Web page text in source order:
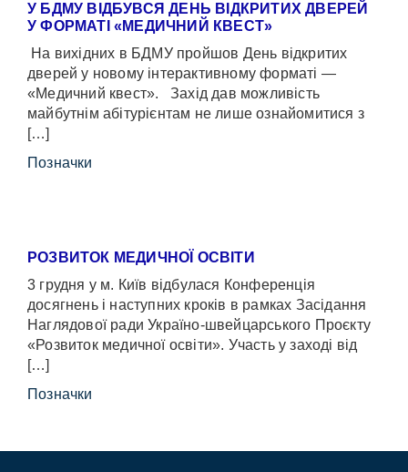
У БДМУ ВІДБУВСЯ ДЕНЬ ВІДКРИТИХ ДВЕРЕЙ
У ФОРМАТІ «МЕДИЧНИЙ КВЕСТ»
На вихідних в БДМУ пройшов День відкритих
дверей у новому інтерактивному форматі —
«Медичний квест». Захід дав можливість
майбутнім абітурієнтам не лише ознайомитися з
[…]
Позначки
РОЗВИТОК МЕДИЧНОЇ ОСВІТИ
3 грудня у м. Київ відбулася Конференція
досягнень і наступних кроків в рамках Засідання
Наглядової ради Україно-швейцарського Проєкту
«Розвиток медичної освіти». Участь у заході від
[…]
Позначки